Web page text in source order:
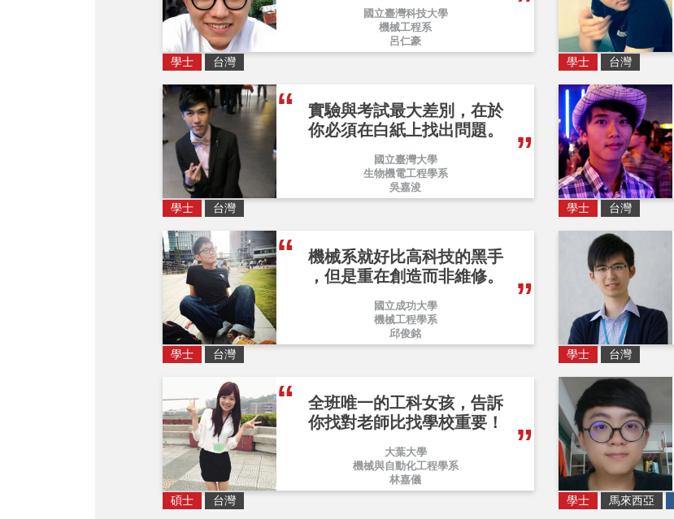
國立臺灣科技大學
機械工程系
呂仁豪
學士 台灣 學士 台灣
實驗與考試最大差別，在於
你必須在白紙上找出問題。
國立臺灣大學
生物機電工程學系
吳嘉浚
學士 台灣 學士 台灣
機械系就好比高科技的黑手
，但是重在創造而非維修。
國立成功大學
機械工程學系
邱俊銘
學士 台灣 學士 台灣
全班唯一的工科女孩，告訴
你找對老師比找學校重要！
大葉大學
機械與自動化工程學系
林嘉儀
碩士 台灣 學士 馬來西亞